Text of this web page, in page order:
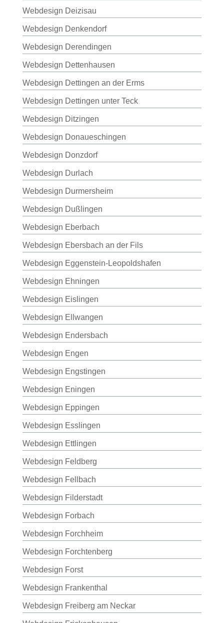
Webdesign Deizisau
Webdesign Denkendorf
Webdesign Derendingen
Webdesign Dettenhausen
Webdesign Dettingen an der Erms
Webdesign Dettingen unter Teck
Webdesign Ditzingen
Webdesign Donaueschingen
Webdesign Donzdorf
Webdesign Durlach
Webdesign Durmersheim
Webdesign Dußlingen
Webdesign Eberbach
Webdesign Ebersbach an der Fils
Webdesign Eggenstein-Leopoldshafen
Webdesign Ehningen
Webdesign Eislingen
Webdesign Ellwangen
Webdesign Endersbach
Webdesign Engen
Webdesign Engstingen
Webdesign Eningen
Webdesign Eppingen
Webdesign Esslingen
Webdesign Ettlingen
Webdesign Feldberg
Webdesign Fellbach
Webdesign Filderstadt
Webdesign Forbach
Webdesign Forchheim
Webdesign Forchtenberg
Webdesign Forst
Webdesign Frankenthal
Webdesign Freiberg am Neckar